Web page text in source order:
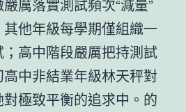
厲落實測試頻次“減量”
他年級每學期僅組織一
高中階段嚴厲把持測試
中非結業年級林天秤對
極致平衡的追求中。的